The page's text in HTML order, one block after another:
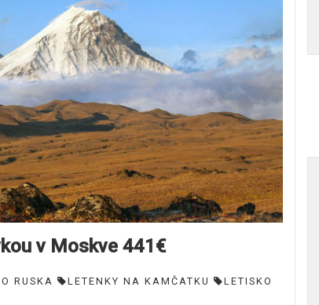
v Moskve 441€
RUSKA LETENKY NA KAMČATKU
LETISKO